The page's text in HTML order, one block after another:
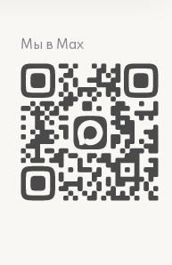
Мы в Max